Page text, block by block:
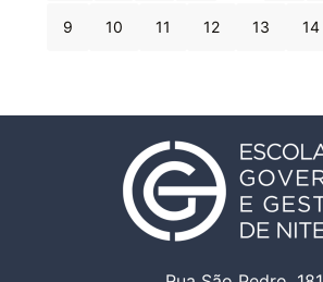
9 10 11 12 13 14